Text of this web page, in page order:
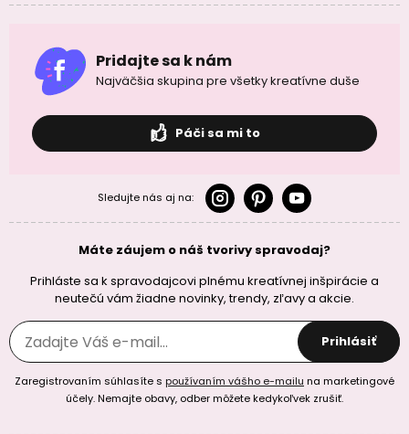
Pridajte sa k nám
Najväčšia skupina pre všetky kreatívne duše
Páči sa mi to
Sledujte nás aj na:
Máte záujem o náš tvorivy spravodaj?
Prihláste sa k spravodajcovi plnému kreatívnej inšpirácie a
neutečú vám žiadne novinky, trendy, zľavy a akcie.
Prihlásiť
Zaregistrovaním súhlasíte s používaním vášho e-mailu na marketingové
účely. Nemajte obavy, odber môžete kedykoľvek zrušiť.